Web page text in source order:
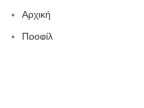
Αρχική
Προφίλ